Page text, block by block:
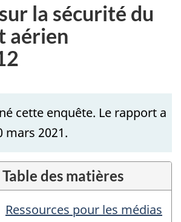
la sécurité du
aérien
cette enquête. Le rapport a
mars 2021.
Table des matières
Ressources pour les médias